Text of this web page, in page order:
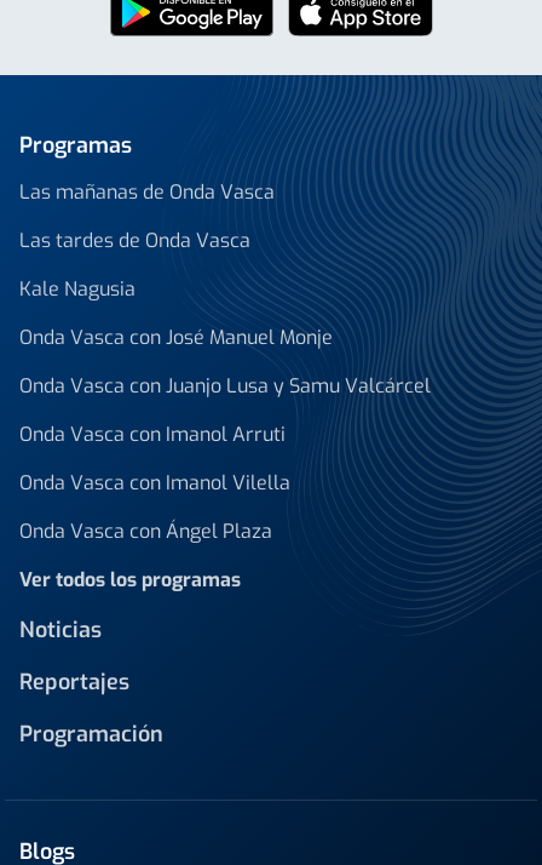
Programas
Las mañanas de Onda Vasca
Las tardes de Onda Vasca
Kale Nagusia
Onda Vasca con José Manuel Monje
Onda Vasca con Juanjo Lusa y Samu Valcárcel
Onda Vasca con Imanol Arruti
Onda Vasca con Imanol Vilella
Onda Vasca con Ángel Plaza
Ver todos los programas
Noticias
Reportajes
Programación
Blogs